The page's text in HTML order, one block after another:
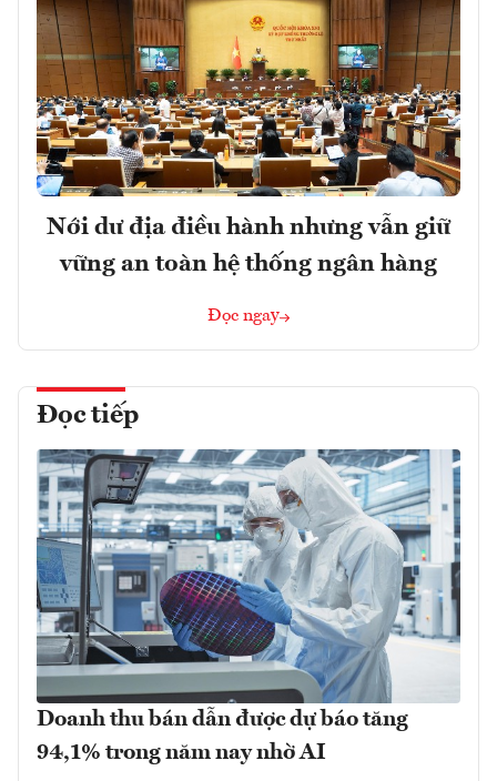
Nới dư địa điều hành nhưng vẫn giữ
vững an toàn hệ thống ngân hàng
Đọc ngay
Đọc tiếp
Doanh thu bán dẫn được dự báo tăng
94,1% trong năm nay nhờ AI